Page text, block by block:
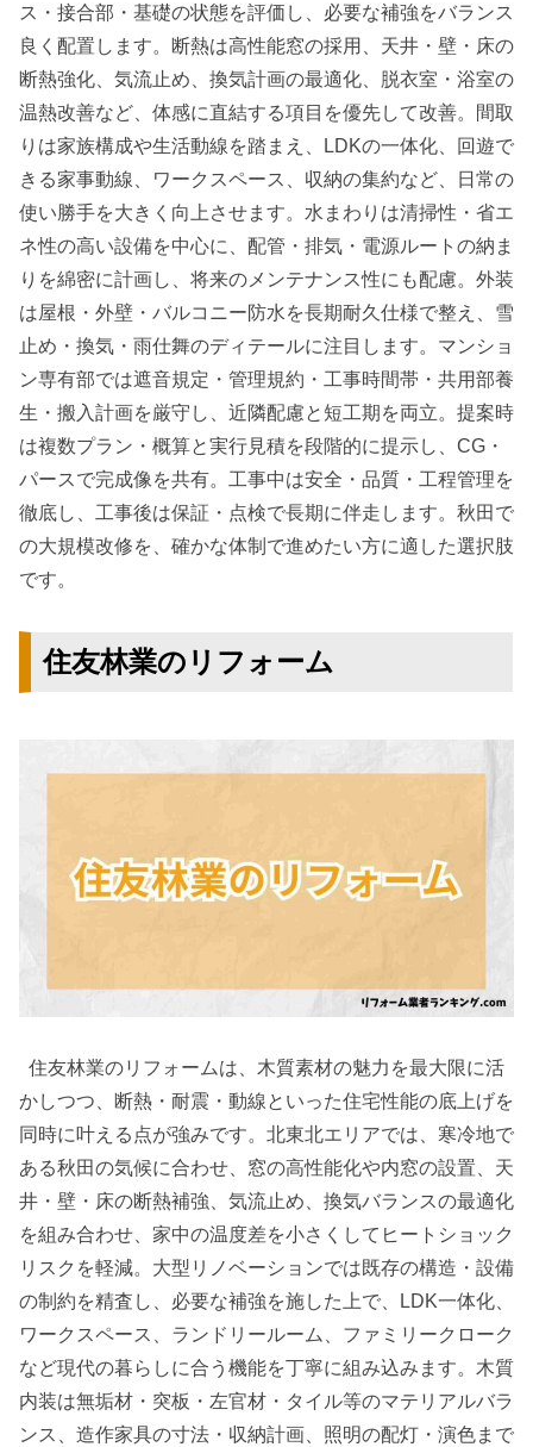
ス・接合部・基礎の状態を評価し、必要な補強をバランス
良く配置します。断熱は高性能窓の採用、天井・壁・床の
断熱強化、気流止め、換気計画の最適化、脱衣室・浴室の
温熱改善など、体感に直結する項目を優先して改善。間取
りは家族構成や生活動線を踏まえ、LDKの一体化、回遊で
きる家事動線、ワークスペース、収納の集約など、日常の
使い勝手を大きく向上させます。水まわりは清掃性・省エ
ネ性の高い設備を中心に、配管・排気・電源ルートの納ま
りを綿密に計画し、将来のメンテナンス性にも配慮。外装
は屋根・外壁・バルコニー防水を長期耐久仕様で整え、雪
止め・換気・雨仕舞のディテールに注目します。マンショ
ン専有部では遮音規定・管理規約・工事時間帯・共用部養
生・搬入計画を厳守し、近隣配慮と短工期を両立。提案時
は複数プラン・概算と実行見積を段階的に提示し、CG・
パースで完成像を共有。工事中は安全・品質・工程管理を
徹底し、工事後は保証・点検で長期に伴走します。秋田で
の大規模改修を、確かな体制で進めたい方に適した選択肢
です。
住友林業のリフォーム
住友林業のリフォームは、木質素材の魅力を最大限に活
かしつつ、断熱・耐震・動線といった住宅性能の底上げを
同時に叶える点が強みです。北東北エリアでは、寒冷地で
ある秋田の気候に合わせ、窓の高性能化や内窓の設置、天
井・壁・床の断熱補強、気流止め、換気バランスの最適化
を組み合わせ、家中の温度差を小さくしてヒートショック
リスクを軽減。大型リノベーションでは既存の構造・設備
の制約を精査し、必要な補強を施した上で、LDK一体化、
ワークスペース、ランドリールーム、ファミリークローク
など現代の暮らしに合う機能を丁寧に組み込みます。木質
内装は無垢材・突板・左官材・タイル等のマテリアルバラ
ンス、造作家具の寸法・収納計画、照明の配灯・演色まで